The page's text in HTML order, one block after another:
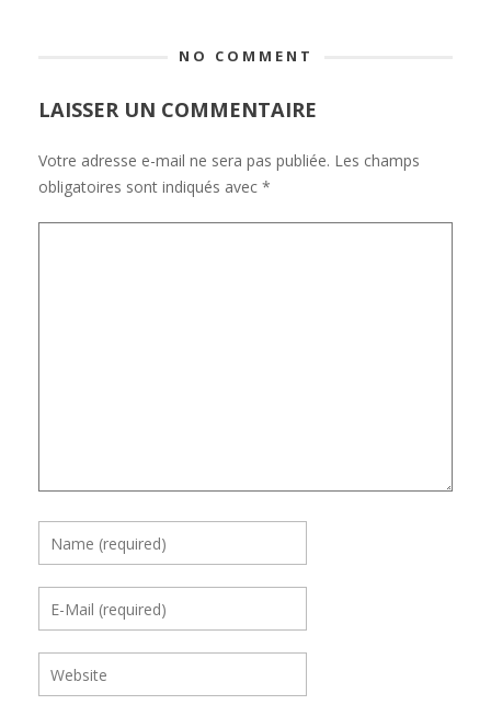
NO COMMENT
LAISSER UN COMMENTAIRE
Votre adresse e-mail ne sera pas publiée. Les champs
obligatoires sont indiqués avec *